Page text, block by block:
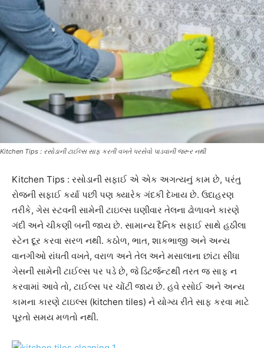
Kitchen Tips : રસોડાની ટાઈલ્સ સાફ કરતી વખતે પરસેવો પાડવાની જરૂર નથી
Kitchen Tips : રસોડાની સફાઈ એ એક અગત્યનું કામ છે, પરંતુ
રોજની સફાઈ કર્યા પછી પણ ક્યારેક ગંદકી દેખાય છે. ઉદાહરણ
તરીકે, ગેસ સ્ટવની સામેની ટાઇલ્સ ઘણીવાર તેલના ઢોળાવને કારણે
ગંદી અને ચીકણી બની જાય છે. સામાન્ય દૈનિક સફાઈ સાથે હઠીલા
સ્ટેન દૂર કરવા સરળ નથી. કઠોળ, ભાત, શાકભાજી અને અન્ય
વાનગીઓ રાંધતી વખતે, વરાળ અને તેલ અને મસાલાના છાંટા સીધા
ગેસની સામેની ટાઈલ્સ પર પડે છે, જે ડિટર્જન્ટથી તરત જ સાફ ન
કરવામાં આવે તો, ટાઈલ્સ પર ચોંટી જાય છે. હવે રસોઈ અને અન્ય
કામના કારણે ટાઇલ્સ (kitchen tiles) ને યોગ્ય રીતે સાફ કરવા માટે
પૂરતો સમય મળતો નથી.